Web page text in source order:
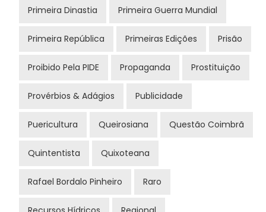
Primeira Dinastia Primeira Guerra Mundial
Primeira República Primeiras Edições Prisão
Proibido Pela PIDE Propaganda Prostituição
Provérbios & Adágios Publicidade
Puericultura Queirosiana Questão Coimbrã
Quintentista Quixoteana
Rafael Bordalo Pinheiro Raro